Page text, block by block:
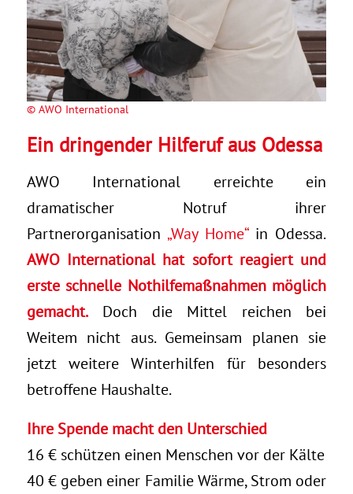
©AWO International
Ein dringender Hilferuf aus Odessa
AWO International erreichte ein
dramatischer Notruf ihrer
Partnerorganisation „Way Home“in Odessa.
AWO International hat sofort reagiert und
erste schnelle Nothilfemaßnahmen möglich
gemacht.Doch die Mittel reichen bei
Weitem nicht aus. Gemeinsam planen sie
jetzt weitere Winterhilfen für besonders
betroffene Haushalte.
Ihre Spende macht den Unterschied
16 € schützen einen Menschen vor der Kälte
40 € geben einer Familie Wärme, Strom oder